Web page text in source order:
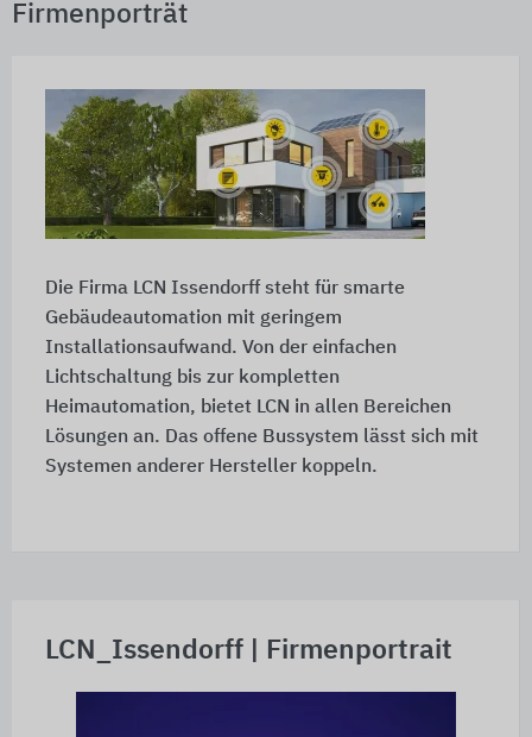
Firmenporträt
Die Firma LCN Issendorff steht für smarte
Gebäudeautomation mit geringem
Installationsaufwand. Von der einfachen
Lichtschaltung bis zur kompletten
Heimautomation, bietet LCN in allen Bereichen
Lösungen an. Das offene Bussystem lässt sich mit
Systemen anderer Hersteller koppeln.
LCN_Issendorff | Firmenportrait